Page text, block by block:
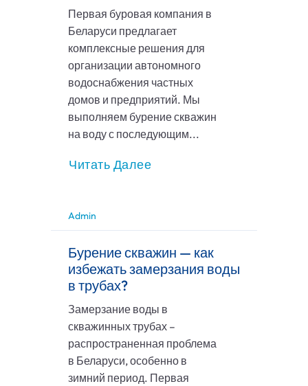
Первая буровая компания в
Беларуси предлагает
комплексные решения для
организации автономного
водоснабжения частных
домов и предприятий. Мы
выполняем бурение скважин
на воду с последующим...
Читать Далее
Admin
Бурение скважин — как
избежать замерзания воды
в трубах?
Замерзание воды в
скважинных трубах –
распространенная проблема
в Беларуси, особенно в
зимний период. Первая